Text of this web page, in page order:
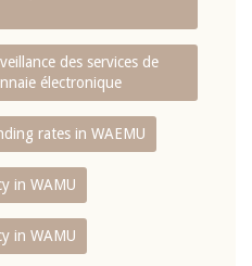
des services de
électronique
rates in WAEMU
in WAMU
in WAMU